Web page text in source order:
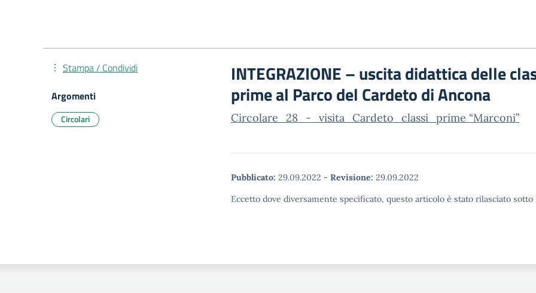
INTEGRAZIONE – uscita didattica delle
prime al Parco del Cardeto di Ancona
Circolare_28_-_visita_Cardeto_classi_prime “Marconi”
Pubblicato: 29.09.2022 - Revisione: 29.09.2022
Eccetto dove diversamente specificato, questo articolo è stato rilasciato
Stampa / Condividi
Argomenti
Circolari